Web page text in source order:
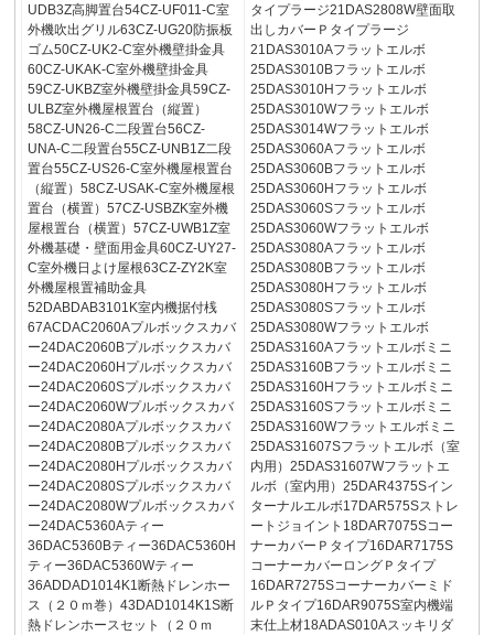
UDB3Z高脚置台54CZ-UF011-C室
外機吹出グリル63CZ-UG20防振板
ゴム50CZ-UK2-C室外機壁掛金具
60CZ-UKAK-C室外機壁掛金具
59CZ-UKBZ室外機壁掛金具59CZ-
ULBZ室外機屋根置台（縦置）
58CZ-UN26-C二段置台56CZ-
UNA-C二段置台55CZ-UNB1Z二段
置台55CZ-US26-C室外機屋根置台
（縦置）58CZ-USAK-C室外機屋根
置台（横置）57CZ-USBZK室外機
屋根置台（横置）57CZ-UWB1Z室
外機基礎・壁面用金具60CZ-UY27-
C室外機日よけ屋根63CZ-ZY2K室
外機屋根置補助金具
52DABDAB3101K室内機据付桟
67ACDAC2060Aプルボックスカバ
ー24DAC2060Bプルボックスカバ
ー24DAC2060Hプルボックスカバ
ー24DAC2060Sプルボックスカバ
ー24DAC2060Wプルボックスカバ
ー24DAC2080Aプルボックスカバ
ー24DAC2080Bプルボックスカバ
ー24DAC2080Hプルボックスカバ
ー24DAC2080Sプルボックスカバ
ー24DAC2080Wプルボックスカバ
ー24DAC5360Aティー
36DAC5360Bティー36DAC5360H
ティー36DAC5360Wティー
36ADDAD1014K1断熱ドレンホー
ス（２０ｍ巻）43DAD1014K1S断
熱ドレンホースセット（２０ｍ
タイプラージ21DAS2808W壁面取
出しカバーＰタイプラージ
21DAS3010Aフラットエルボ
25DAS3010Bフラットエルボ
25DAS3010Hフラットエルボ
25DAS3010Wフラットエルボ
25DAS3014Wフラットエルボ
25DAS3060Aフラットエルボ
25DAS3060Bフラットエルボ
25DAS3060Hフラットエルボ
25DAS3060Sフラットエルボ
25DAS3060Wフラットエルボ
25DAS3080Aフラットエルボ
25DAS3080Bフラットエルボ
25DAS3080Hフラットエルボ
25DAS3080Sフラットエルボ
25DAS3080Wフラットエルボ
25DAS3160Aフラットエルボミニ
25DAS3160Bフラットエルボミニ
25DAS3160Hフラットエルボミニ
25DAS3160Sフラットエルボミニ
25DAS3160Wフラットエルボミニ
25DAS31607Sフラットエルボ（室
内用）25DAS31607Wフラットエ
ルボ（室内用）25DAR4375Sイン
ターナルエルボ17DAR575Sストレ
ートジョイント18DAR7075Sコー
ナーカバーＰタイプ16DAR7175S
コーナーカバーロングＰタイプ
16DAR7275Sコーナーカバーミド
ルＰタイプ16DAR9075S室内機端
末仕上材18ADAS010Aスッキリダ